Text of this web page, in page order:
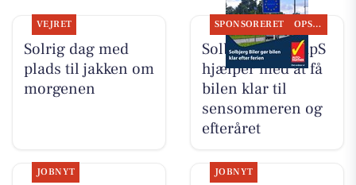
VEJRET
Solrig dag med
plads til jakken om
morgenen
SPONSORERET OPSLAGSTAVLEN
Solbjerg Biler ApS
hjælper med at få
bilen klar til
sensommeren og
efteråret
JOBNYT JOBNYT